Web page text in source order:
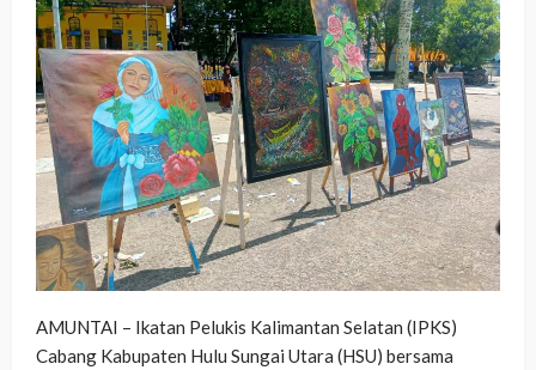
AMUNTAI – Ikatan Pelukis Kalimantan Selatan (IPKS)
Cabang Kabupaten Hulu Sungai Utara (HSU) bersama